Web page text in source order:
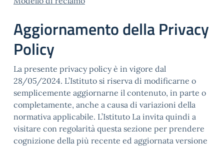
Aggiornamento della Privacy
Policy
La presente privacy policy è in vigore dal
28/05/2024. L’Istituto si riserva di modificarne o
semplicemente aggiornarne il contenuto, in parte o
completamente, anche a causa di variazioni della
normativa applicabile. L’Istituto La invita quindi a
visitare con regolarità questa sezione per prendere
cognizione della più recente ed aggiornata versione